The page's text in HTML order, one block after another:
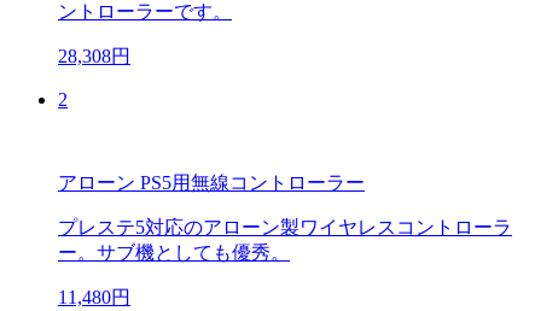
ントローラーです。
28,308円
2
アローン PS5用無線コントローラー
プレステ5対応のアローン製ワイヤレスコントローラ
ー。サブ機としても優秀。
11,480円